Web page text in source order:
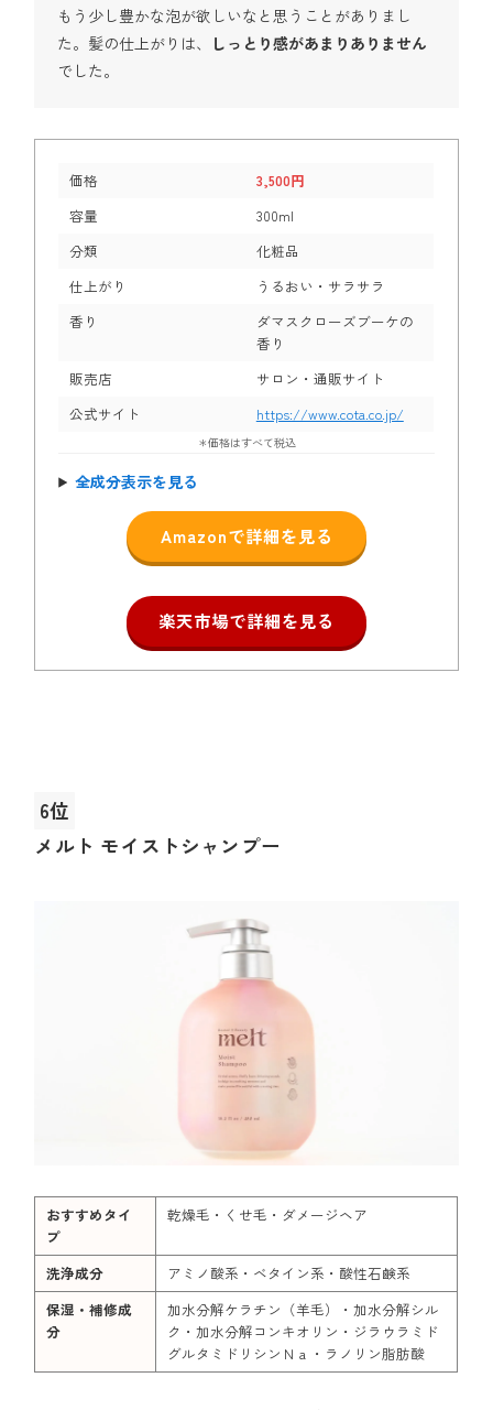
もう少し豊かな泡が欲しいなと思うことがありまし
た。髪の仕上がりは、
しっとり感があまりありません
でした。
価格
3,500円
容量
300ml
分類
化粧品
仕上がり
うるおい・サラサラ
香り
ダマスクローズブーケの
香り
販売店
サロン・通販サイト
公式サイト
https://www.cota.co.jp/
＊価格はすべて税込
全成分表示を見る
Amazonで詳細を見る
楽天市場で詳細を見る
6位
メルト モイストシャンプー
おすすめタイ
プ
乾燥毛・くせ毛・ダメージヘア
洗浄成分
アミノ酸系・ベタイン系・酸性石鹸系
保湿・補修成
分
加水分解ケラチン（羊毛）・加水分解シル
ク・加水分解コンキオリン・ジラウラミド
グルタミドリシンＮａ・ラノリン脂肪酸